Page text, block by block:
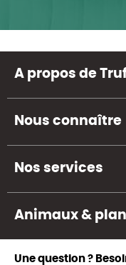
A propos de
Nous connaître
Nos services
Animaux &
Une question ?